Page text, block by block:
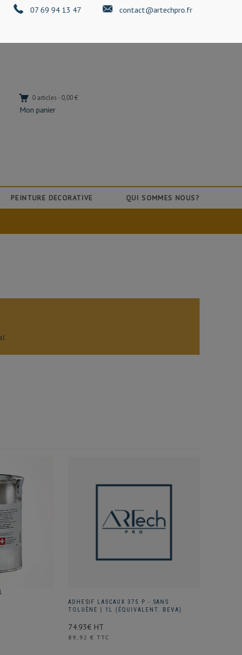
07 69 94 13 47 contact@artechpro.fr
0 articles - 0,00 €
Mon panier
PEINTURE DECORATIVE QUI SOMMES NOUS?
ADHESIF LASCAUX 375 P - SANS
TOLUÈNE | 1L (ÉQUIVALENT. BEVA)
74.93€ HT
Prix
89,92 € TTC